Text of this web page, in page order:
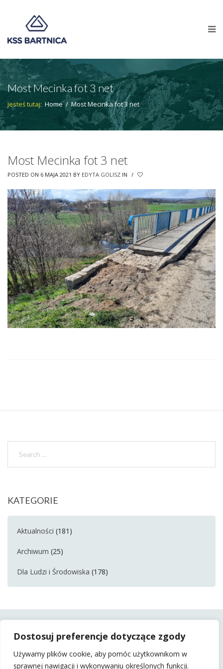
Dostosuj preferencje dotyczące zgody
Używamy plików cookie, aby pomóc użytkownikom w
sprawnej nawigacji i wykonywaniu określonych funkcji.
Most Mecinka fot 3 net
Jesteś tutaj: Home / Most Mecinka fot 3 net
Most Mecinka fot 3 net
POSTED ON 6 MAJA 2021 BY EDYTA GOLISZ IN /
KATEGORIE
Aktualności (181)
Archiwum (25)
Dla Ludzi i Środowiska (178)